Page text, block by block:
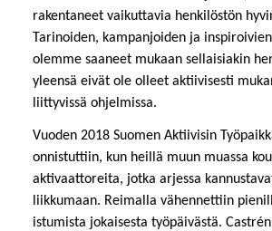
rakentaneet vaikuttavia henkilöstön
Tarinoiden, kampanjoiden ja
olemme saaneet mukaan sellaisiakin
yleensä eivät ole olleet aktiivisesti
liittyvissä ohjelmissa.
Vuoden 2018 Suomen Aktiivisin
onnistuttiin, kun heillä muun muassa
aktivaattoreita, jotka arjessa
liikkumaan. Reimalla vähennettiin
istumista jokaisesta työpäivästä.